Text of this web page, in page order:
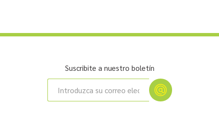
Suscribite a nuestro boletín